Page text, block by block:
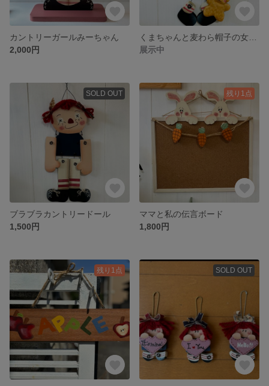
カントリーガールみーちゃん
2,000円
展示中
SOLD OUT
ブラブラカントリードール
1,500円
残り1点
ママと私の伝言ボード
1,800円
残り1点 SOLD OUT